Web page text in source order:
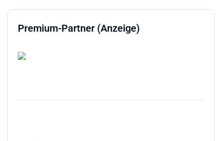
Premium-Partner (Anzeige)